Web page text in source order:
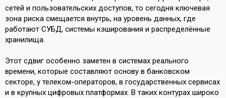
сетей и пользовательских доступов, то сегодня ключевая
зона риска смещается внутрь, на уровень данных, где
работают СУБД, системы кэширования и распределённые
хранилища.
Этот сдвиг особенно заметен в системах реального
времени, которые составляют основу в банковском
секторе, у телеком-операторов, в государственных сервисах
и в крупных цифровых платформах. В таких контурах широко